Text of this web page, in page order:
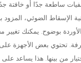
ساطعة جدًا أو خافتة
الإسقاط الضوئي،
بوضوح. يمكنك
تحتوي بعض الأجهزة
من بينها. هذا يساعد